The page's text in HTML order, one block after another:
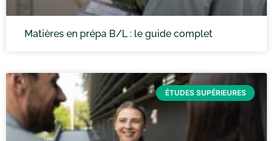
Matières en prépa B/L : le guide complet
ÉTUDES SUPÉRIEURES